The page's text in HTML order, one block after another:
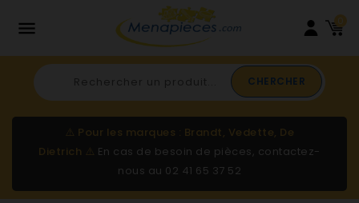
 0
CHERCHER
⚠️ Pour les marques : Brandt, Vedette, De
Dietrich ⚠️ En cas de besoin de pièces, contactez-
nous au 02 41 65 37 52